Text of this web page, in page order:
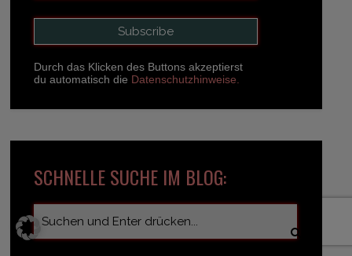
Durch das Klicken des Buttons akzeptierst
du automatisch die Datenschutzhinweise.
SCHNELLE SUCHE IM BLOG: